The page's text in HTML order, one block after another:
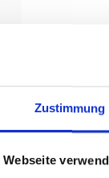
Zustimmung
Webseite